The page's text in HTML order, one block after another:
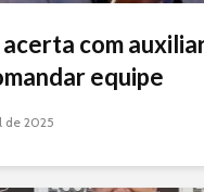
com
equipe
de 2025